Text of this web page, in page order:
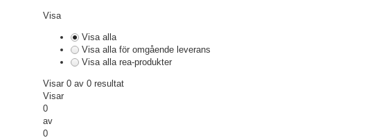
Visa
Visa alla
Visa alla för omgående leverans
Visa alla rea-produkter
Visar 0 av 0 resultat
Visar
0
av
0